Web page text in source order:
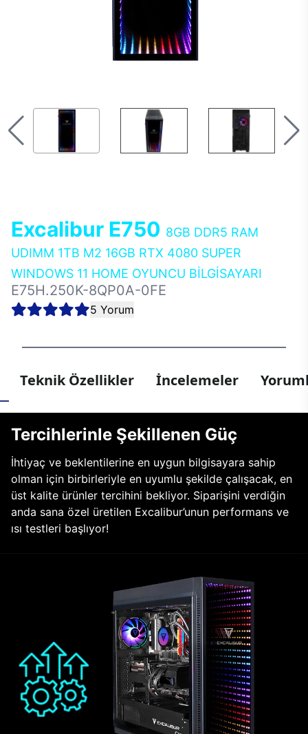
Excalibur E750 8GB DDR5 RAM
UDIMM 1TB M2 16GB RTX 4080 SUPER
WINDOWS 11 HOME OYUNCU BİLGİSAYARI
E75H.250K-8QP0A-0FE
5 Yorum
Teknik Özellikler İncelemeler
Tercihlerinle Şekillenen Güç
İhtiyaç ve beklentilerine en uygun bilgisayara sahip
olman için birbirleriyle en uyumlu şekilde çalışacak, en
üst kalite ürünler tercihini bekliyor. Siparişini verdiğin
anda sana özel üretilen Excalibur’unun performans ve
ısı testleri başlıyor!